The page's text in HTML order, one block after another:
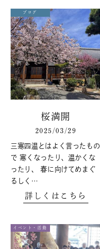
ブログ
桜満開
2025/03/29
三寒四温とはよく言ったもの
で 寒くなったり、温かくな
ったり、 春に向けてめまぐ
るしく…
詳しくはこちら
イベント・活動